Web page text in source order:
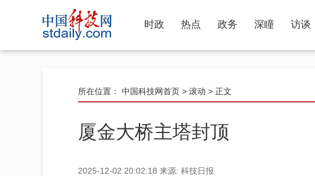
时政 热点 政务 深瞳 访谈
所在位置： 中国科技网首页 > 滚动 > 正文
厦金大桥主塔封顶
2025-12-02 20:02:18 来源: 科技日报